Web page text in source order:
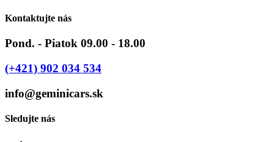
Kontaktujte nás
Pond. - Piatok 09.00 - 18.00
(+421) 902 034 534
info@geminicars.sk
Sledujte nás